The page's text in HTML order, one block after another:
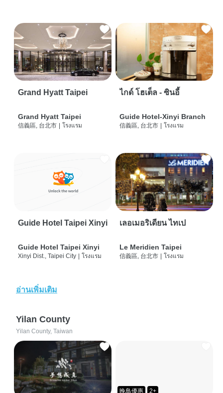
Grand Hyatt Taipei
Grand Hyatt Taipei
信義區, 台北市 โรงแรม
ไกด์ โฮเต็ล - ซินอี้
Guide Hotel-Xinyi Branch
信義區, 台北市 โรงแรม
Guide Hotel Taipei Xinyi
Guide Hotel Taipei Xinyi
Xinyi Dist., Taipei City | โรงแรม
เลอเมอริเดียน ไทเป
Le Meridien Taipei
信義區, 台北市 | โรงแรม
อ่านเพิ่มเติม
Yilan County
Yilan County, Taiwan
晚鳥優惠 2+